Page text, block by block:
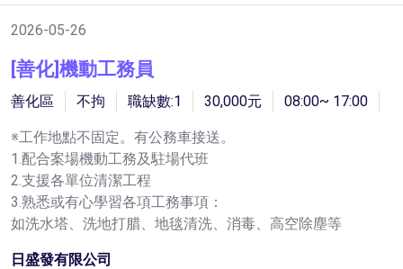
2026-05-26
[善化]機動工務員
善化區 不拘 職缺數:1 30,000元 08:00~ 17:00
※工作地點不固定。有公務車接送。
1.配合案場機動工務及駐場代班
2.支援各單位清潔工程
3.熟悉或有心學習各項工務事項：
如洗水塔、洗地打腊、地毯清洗、消毒、高空除塵等
日盛發有限公司